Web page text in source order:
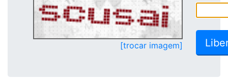
[trocar imagem]